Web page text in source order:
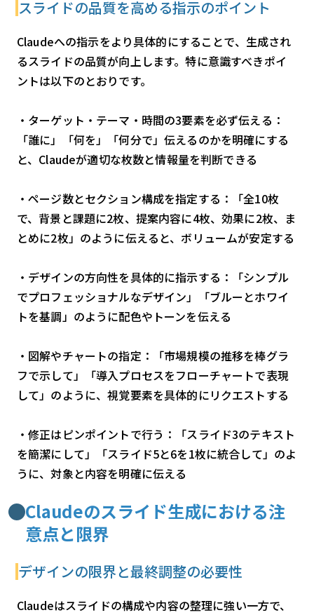
スライドの品質を高める指示のポイント
Claudeへの指示をより具体的にすることで、生成され
るスライドの品質が向上します。特に意識すべきポイ
ントは以下のとおりです。
・ターゲット・テーマ・時間の3要素を必ず伝える：
「誰に」「何を」「何分で」伝えるのかを明確にする
と、Claudeが適切な枚数と情報量を判断できる
・ページ数とセクション構成を指定する：「全10枚
で、背景と課題に2枚、提案内容に4枚、効果に2枚、ま
とめに2枚」のように伝えると、ボリュームが安定する
・デザインの方向性を具体的に指示する：「シンプル
でプロフェッショナルなデザイン」「ブルーとホワイ
トを基調」のように配色やトーンを伝える
・図解やチャートの指定：「市場規模の推移を棒グラ
フで示して」「導入プロセスをフローチャートで表現
して」のように、視覚要素を具体的にリクエストする
・修正はピンポイントで行う：「スライド3のテキスト
を簡潔にして」「スライド5と6を1枚に統合して」のよ
うに、対象と内容を明確に伝える
Claudeのスライド生成における注
意点と限界
デザインの限界と最終調整の必要性
Claudeはスライドの構成や内容の整理に強い一方で、